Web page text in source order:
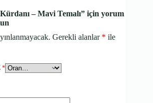
– Mavi Temalı” için yorum
Gerekli alanlar * ile
*